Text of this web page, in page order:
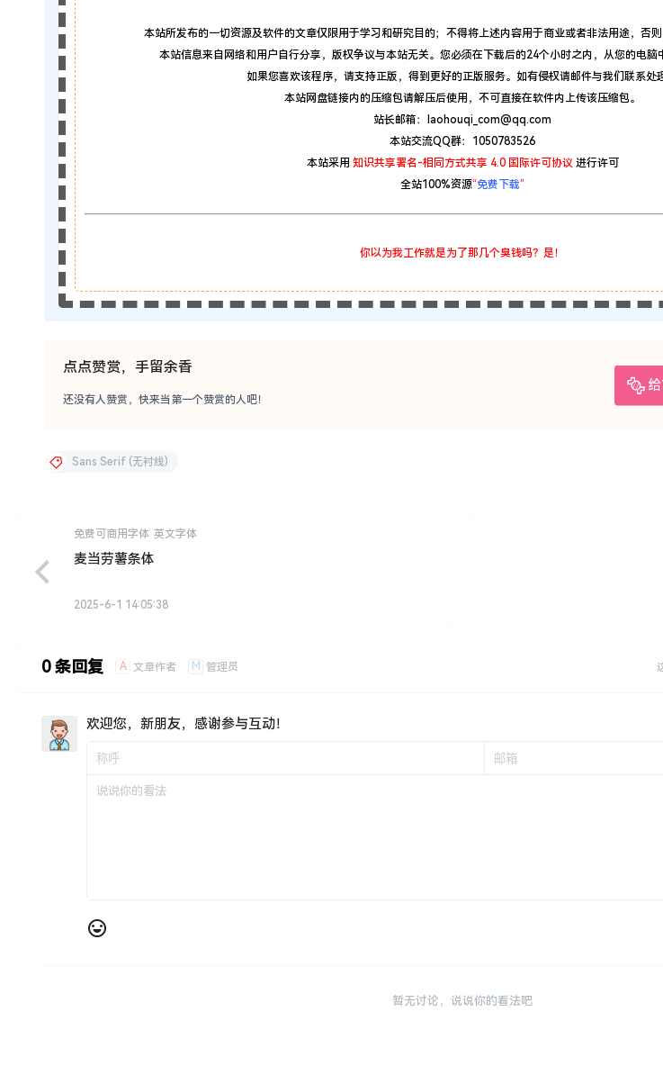
本站所发布的一切资源及软件的文章仅限用于学习和研究目的；不得将上述内容用于商业或者非法用途，否则
本站信息来自网络和用户自行分享，版权争议与本站无关。您必须在下载后的24个小时之内，从您的电脑
如果您喜欢该程序，请支持正版，得到更好的正版服务。如有侵权请邮件与我们联系处
本站网盘链接内的压缩包请解压后使用，不可直接在软件内上传该压缩包。
站长邮箱：laohouqi_com@qq.com
本站交流QQ群：1050783526
本站采用 知识共享署名-相同方式共享 4.0 国际许可协议 进行许可
全站100%资源“免费下载”
你以为我工作就是为了那几个臭钱吗？是！
点点赞赏，手留余香
还没有人赞赏，快来当第一个赞赏的人吧！
Sans Serif (无衬线)
免费可商用字体 英文字体
麦当劳薯条体
2025-6-1 14:05:38
0 条回复 A 文章作者 M 管理员
欢迎您，新朋友，感谢参与互动！
暂无讨论，说说你的看法吧